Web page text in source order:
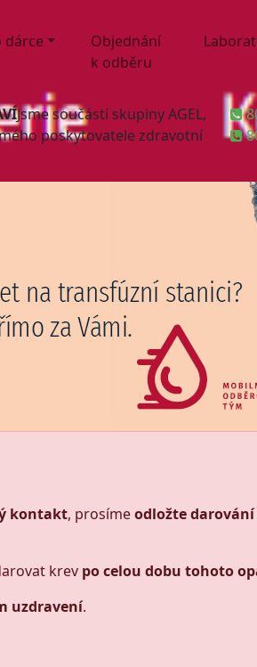
Objednání
k odběru
Jsme součástí skupiny AGEL,
poskytovatele zdravotní
kontakt, prosímeodložte
krev po celou dobu tohoto
uzdravení.